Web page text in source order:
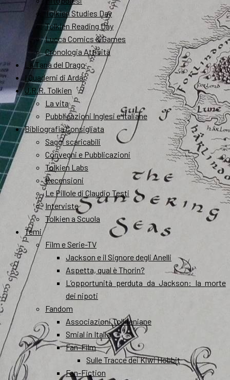
Tolkien Studies Day
Tolkien Reading Day
Lucca Comics & Games
Cronologia Attività
La Tana del Drago
I Quaderni di Arda
J.R.R. Tolkien
La vita
Pubblicazioni Inglesi e Italiane
Bibliografia Consigliata
Saggi scaricabili
Convegni e Pubblicazioni
Tolkien Labs
Recensioni
Le Pillole di Claudio Testi
Interviste
Tolkien a Scuola
Temi
Film e Serie-TV
Jackson e il Signore degli Anelli
Aspetta, qual è Thorin?
L’opportunità perduta da Jackson: la morte
dei nipoti
Fandom
Associazioni Tolkieniane
Smial in Italia
Fan-Film
Sulle Tracce dei Kiwi Hobbit
Fan-Fiction